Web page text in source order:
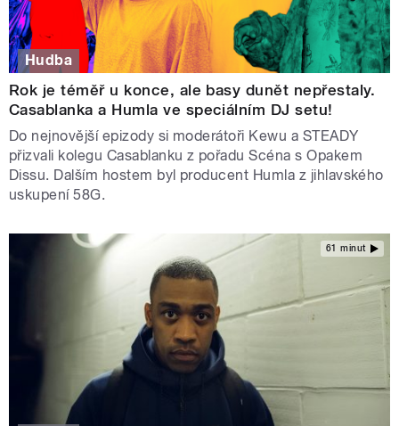
Hudba
Rok je téměř u konce, ale basy dunět nepřestaly.
Casablanka a Humla ve speciálním DJ setu!
Do nejnovější epizody si moderátoři Kewu a STEADY
přizvali kolegu Casablanku z pořadu Scéna s Opakem
Dissu. Dalším hostem byl producent Humla z jihlavského
uskupení 58G.
61 minut